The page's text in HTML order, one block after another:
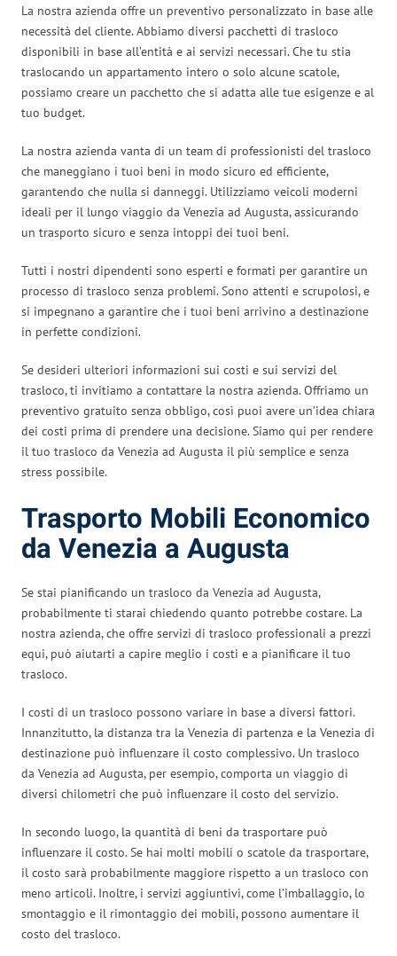
La nostra azienda offre un preventivo personalizzato in base alle
necessità del cliente. Abbiamo diversi pacchetti di trasloco
disponibili in base all’entità e ai servizi necessari. Che tu stia
traslocando un appartamento intero o solo alcune scatole,
possiamo creare un pacchetto che si adatta alle tue esigenze e al
tuo budget.
La nostra azienda vanta di un team di professionisti del trasloco
che maneggiano i tuoi beni in modo sicuro ed efficiente,
garantendo che nulla si danneggi. Utilizziamo veicoli moderni
ideali per il lungo viaggio da Venezia ad Augusta, assicurando
un trasporto sicuro e senza intoppi dei tuoi beni.
Tutti i nostri dipendenti sono esperti e formati per garantire un
processo di trasloco senza problemi. Sono attenti e scrupolosi, e
si impegnano a garantire che i tuoi beni arrivino a destinazione
in perfette condizioni.
Se desideri ulteriori informazioni sui costi e sui servizi del
trasloco, ti invitiamo a contattare la nostra azienda. Offriamo un
preventivo gratuito senza obbligo, così puoi avere un’idea chiara
dei costi prima di prendere una decisione. Siamo qui per rendere
il tuo trasloco da Venezia ad Augusta il più semplice e senza
stress possibile.
Trasporto Mobili Economico
da Venezia a Augusta
Se stai pianificando un trasloco da Venezia ad Augusta,
probabilmente ti starai chiedendo quanto potrebbe costare. La
nostra azienda, che offre servizi di trasloco professionali a prezzi
equi, può aiutarti a capire meglio i costi e a pianificare il tuo
trasloco.
I costi di un trasloco possono variare in base a diversi fattori.
Innanzitutto, la distanza tra la Venezia di partenza e la Venezia di
destinazione può influenzare il costo complessivo. Un trasloco
da Venezia ad Augusta, per esempio, comporta un viaggio di
diversi chilometri che può influenzare il costo del servizio.
In secondo luogo, la quantità di beni da trasportare può
influenzare il costo. Se hai molti mobili o scatole da trasportare,
il costo sarà probabilmente maggiore rispetto a un trasloco con
meno articoli. Inoltre, i servizi aggiuntivi, come l’imballaggio, lo
smontaggio e il rimontaggio dei mobili, possono aumentare il
costo del trasloco.